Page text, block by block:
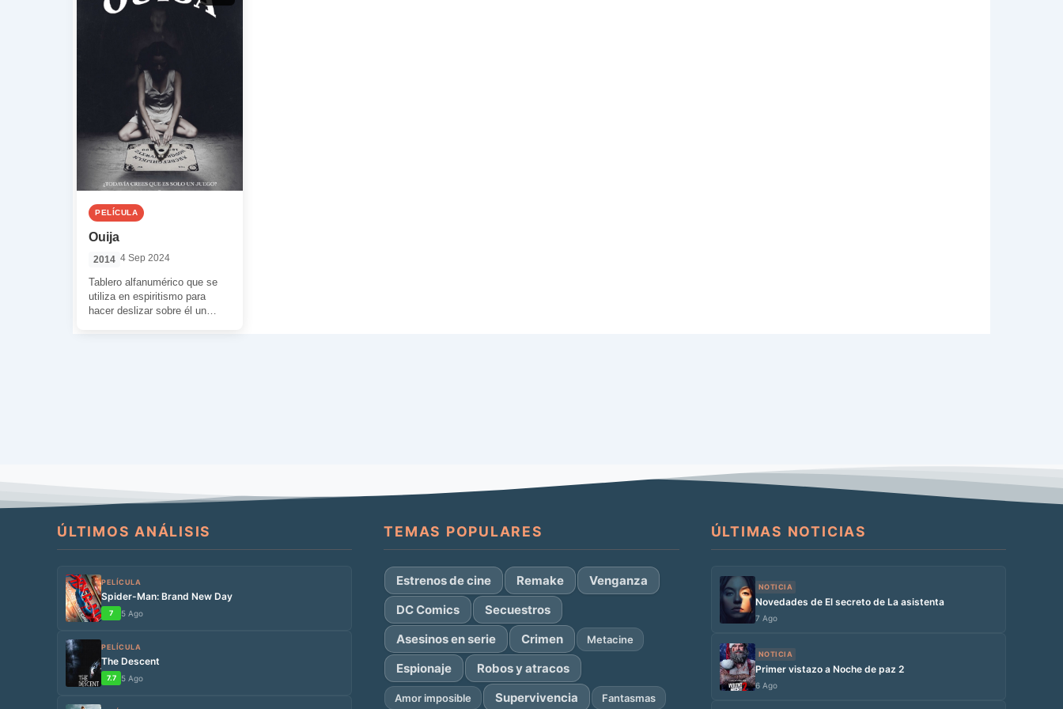
PELÍCULA
Ouija
2014 4 Sep 2024
Tablero alfanumérico que se
utiliza en espiritismo para
hacer deslizar sobre él un
ÚLTIMOS ANÁLISIS
PELÍCULA
Spider-Man: Brand New Day
7 5 Ago
PELÍCULA
The Descent
7.7 5 Ago
TEMAS POPULARES
Estrenos de cine Remake
Venganza
DC Comics
Secuestros
Asesinos en serie
Crimen Metacine
Espionaje Robos y atracos
Amor imposible Supervivencia Fantasmas
ÚLTIMAS NOTICIAS
NOTICIA
Novedades de El secreto de La asistenta
7 Ago
NOTICIA
Primer vistazo a Noche de paz 2
6 Ago